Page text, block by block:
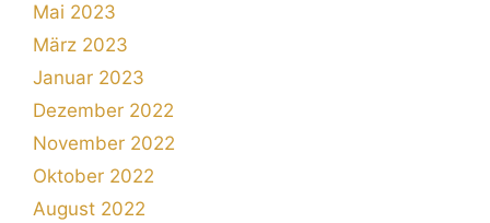
Mai 2023
März 2023
Januar 2023
Dezember 2022
November 2022
Oktober 2022
August 2022